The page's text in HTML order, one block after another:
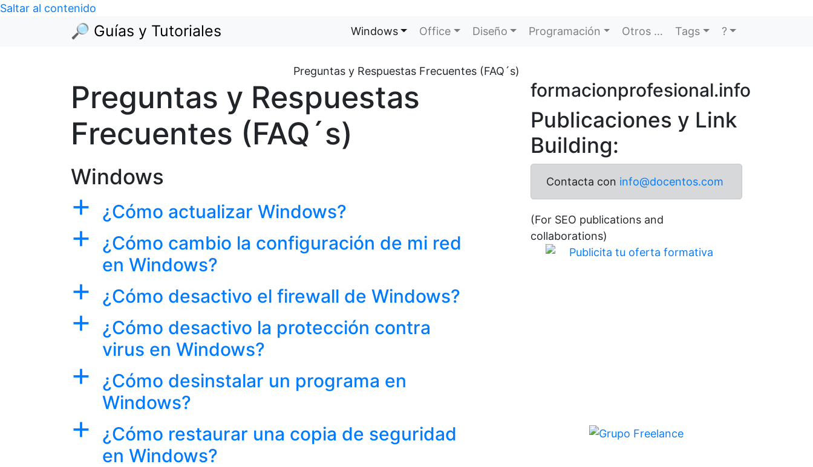
Saltar al contenido
🔎 Guías y Tutoriales Windows Office Diseño Programación Otros … Tags ?
Preguntas y Respuestas Frecuentes (FAQ´s)
Preguntas y Respuestas
Frecuentes (FAQ´s)
Windows
a ¿Cómo actualizar Windows?
a
¿Cómo cambio la configuración de mi red
en Windows?
a ¿Cómo desactivo el firewall de Windows?
a
¿Cómo desactivo la protección contra
virus en Windows?
a
¿Cómo desinstalar un programa en
Windows?
a
¿Cómo restaurar una copia de seguridad
en Windows?
formacionprofesional.info
Publicaciones y Link
Building:
Contacta con info@docentos.com
(For SEO publications and
collaborations)